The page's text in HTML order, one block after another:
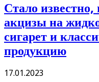
Стало
акцизы на
сигарет и
продукцию
17.01.2023